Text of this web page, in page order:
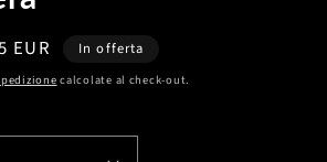
EUR In offerta
calcolate al check-out.